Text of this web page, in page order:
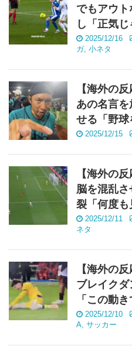
でもアウ
し「正気じ
2025/12/16
ガ, 小ネタ
【海外の
あの名言
せる「野球
2025/12/15
【海外の
脳を混乱
裂「何度も
2025/12/11
ネタ
【海外の
ブレイク
「この動
2025/12/10
A, サッカー